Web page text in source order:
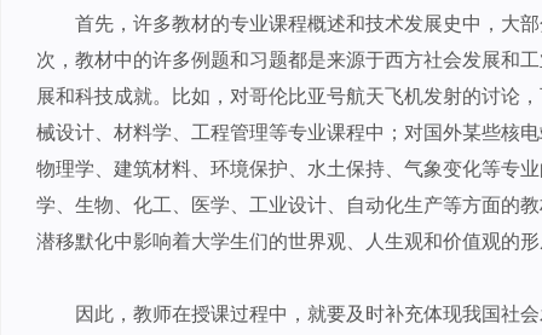
首先，许多教材的专业课程概述和技术发展史中，大
次，教材中的许多例题和习题都是来源于西方社会发展和
展和科技成就。比如，对哥伦比亚号航天飞机发射的讨论
械设计、材料学、工程管理等专业课程中；对国外某些核
物理学、建筑材料、环境保护、水土保持、气象变化等专
学、生物、化工、医学、工业设计、自动化生产等方面的
潜移默化中影响着大学生们的世界观、人生观和价值观的
因此，教师在授课过程中，就要及时补充体现我国社